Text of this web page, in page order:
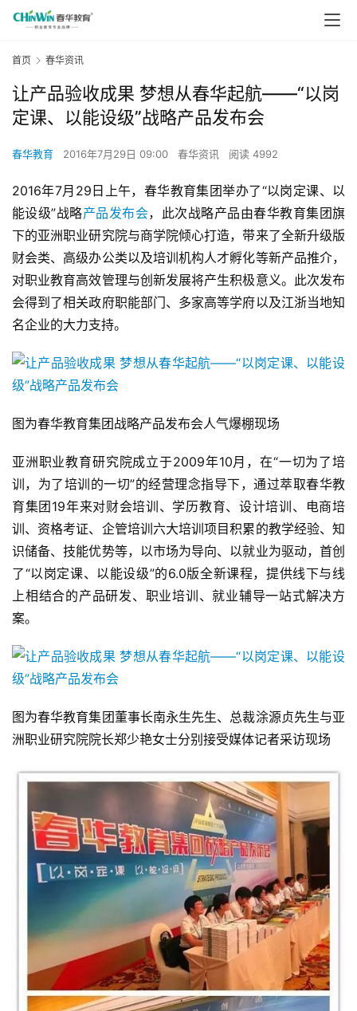
首页 春华资讯
让产品验收成果 梦想从春华起航——“以岗
定课、以能设级”战略产品发布会
春华教育 2016年7月29日 09:00 春华资讯 阅读 4992
2016年7月29日上午，春华教育集团举办了“以岗定课、以
能设级”战略产品发布会，此次战略产品由春华教育集团旗
下的亚洲职业研究院与商学院倾心打造，带来了全新升级版
财会类、高级办公类以及培训机构人才孵化等新产品推介，
对职业教育高效管理与创新发展将产生积极意义。此次发布
会得到了相关政府职能部门、多家高等学府以及江浙当地知
名企业的大力支持。
图为春华教育集团战略产品发布会人气爆棚现场
亚洲职业教育研究院成立于2009年10月，在“一切为了培
训，为了培训的一切”的经营理念指导下，通过萃取春华教
育集团19年来对财会培训、学历教育、设计培训、电商培
训、资格考证、企管培训六大培训项目积累的教学经验、知
识储备、技能优势等，以市场为导向、以就业为驱动，首创
了“以岗定课、以能设级”的6.0版全新课程，提供线下与线
上相结合的产品研发、职业培训、就业辅导一站式解决方
案。
图为春华教育集团董事长南永生先生、总裁涂源贞先生与亚
洲职业研究院院长郑少艳女士分别接受媒体记者采访现场